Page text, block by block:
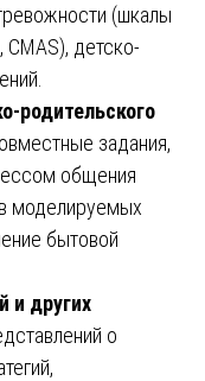
(шкалы
CMAS), детско-
родительского
задания,
общения
моделируемых
бытовой
и других
о